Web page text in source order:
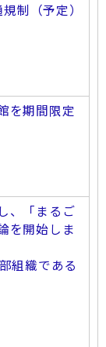
制（予定）
を期間限定
、「まるご
を開始しま
組織である